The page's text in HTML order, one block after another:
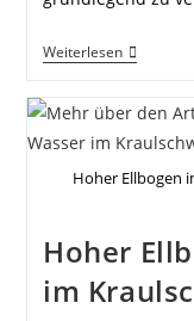
Weiterlesen
Lernen
Hoher Ellbogen
Hoher
im